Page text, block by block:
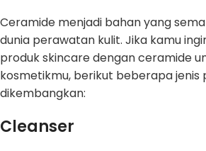
Ceramide menjadi bahan yang
dunia perawatan kulit. Jika kamu
produk skincare dengan ceramide
kosmetikmu, berikut beberapa jenis
dikembangkan:
Cleanser